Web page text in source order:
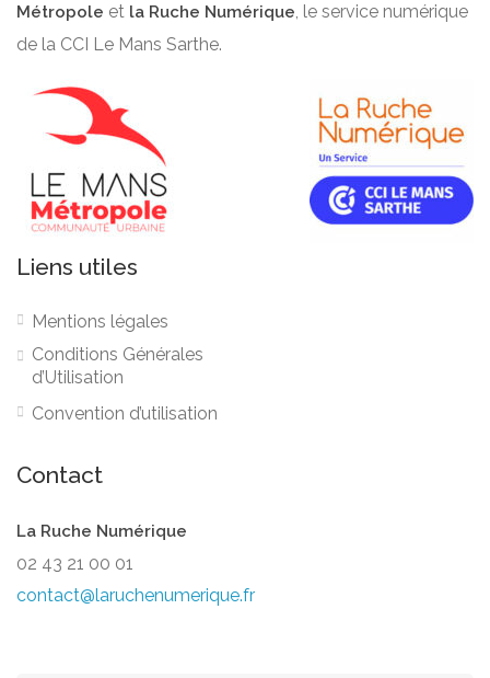
Métropole et la Ruche Numérique, le service numérique
de la CCI Le Mans Sarthe.
Liens utiles
Mentions légales
Conditions Générales
d’Utilisation
Convention d’utilisation
Contact
La Ruche Numérique
02 43 21 00 01
contact@laruchenumerique.fr